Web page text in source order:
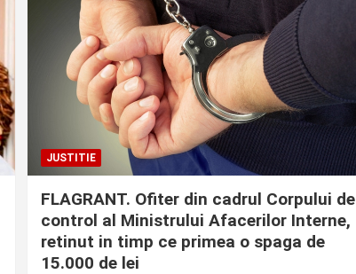
JUSTITIE
FLAGRANT. Ofiter din cadrul Corpului de
control al Ministrului Afacerilor Interne,
retinut in timp ce primea o spaga de
15.000 de lei